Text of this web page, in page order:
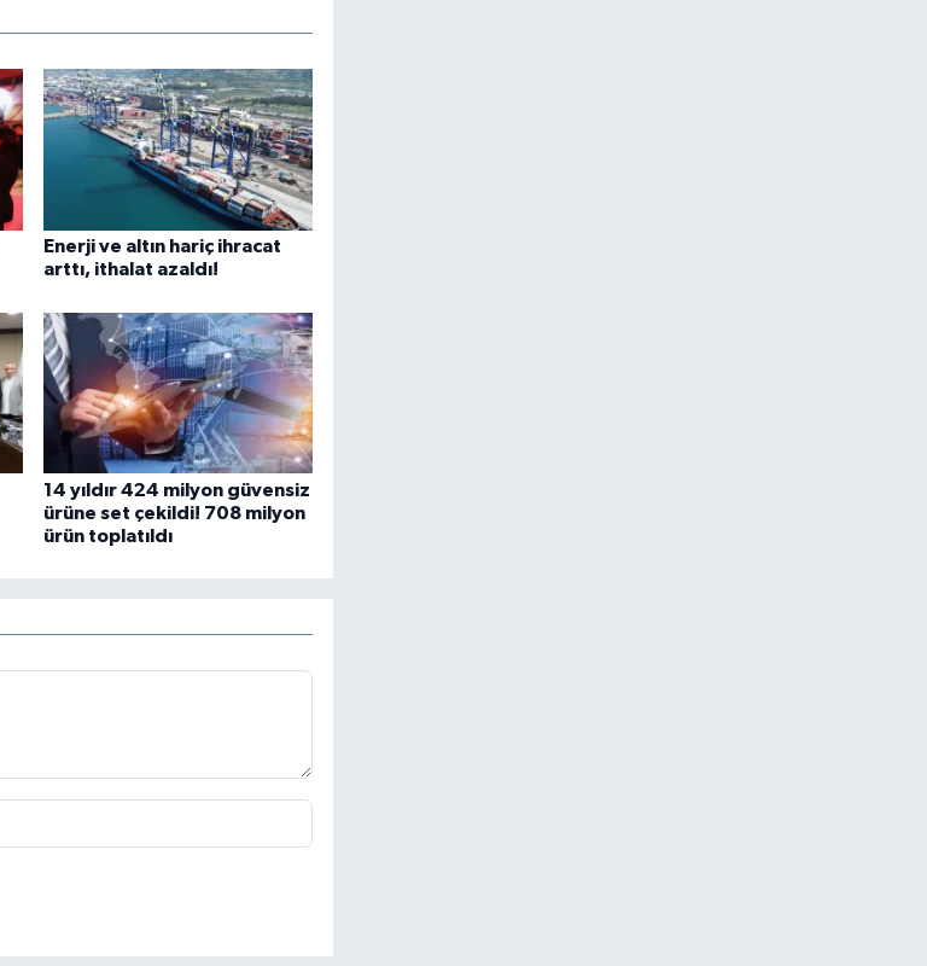
Enerji ve altın hariç ihracat
arttı, ithalat azaldı!
14 yıldır 424 milyon güvensiz
ürüne set çekildi! 708 milyon
ürün toplatıldı